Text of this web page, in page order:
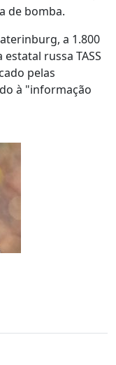
de bomba.
a 1.800
russa TASS
pelas
à "informação